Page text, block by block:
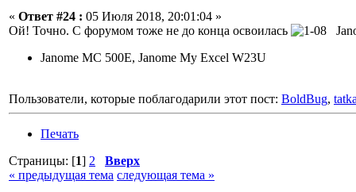
« Ответ #24 : 05 Июля 2018, 20:01:04 »
Ой! Точно. С форумом тоже не до конца освоилась
Janome MC 500E, Janome My Excel W23U
Пользователи, которые поблагодарили этот пост: BoldBug,
Печать
Страницы: [1] 2
Вверх
« предыдущая тема следующая тема »